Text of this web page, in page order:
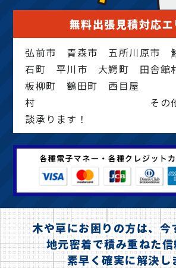
無料出張見積対応
弘前市 青森市 五所川原市
石町 平川市 大鰐町 田舎
板柳町 鶴田町 西目屋
村 その他地域
談承ります！
木や草にお困りの方は、今
地元密着で積み重ねた
素早く確実に解決し